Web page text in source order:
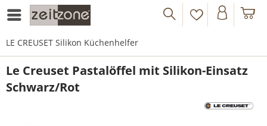
LE CREUSET Silikon Küchenhelfer
Le Creuset Pastalöffel mit Silikon-Einsatz
Schwarz/Rot